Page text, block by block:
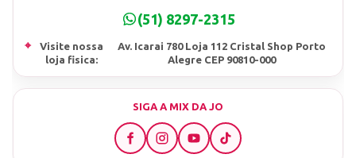
(51) 8297-2315
⌖
Visite nossa
loja fisica:
Av. Icarai 780 Loja 112 Cristal Shop Porto
Alegre CEP 90810-000
SIGA A MIX DA JO